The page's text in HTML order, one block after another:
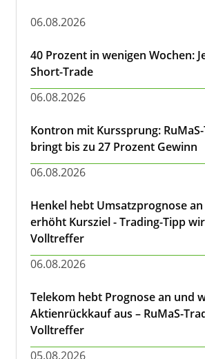
06.08.2026
40 Prozent in wenigen Wochen:
Short-Trade
06.08.2026
Kontron mit Kurssprung:
bringt bis zu 27 Prozent Gewinn
06.08.2026
Henkel hebt Umsatzprognose an
erhöht Kursziel - Trading-Tipp
Volltreffer
06.08.2026
Telekom hebt Prognose an und
Aktienrückkauf aus – RuMaS-
Volltreffer
05.08.2026